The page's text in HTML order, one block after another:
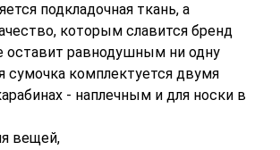
подкладочная ткань, а
которым славится бренд
оставит равнодушным ни одну
сумочка комплектуется двумя
- наплечным и для носки в
вещей,